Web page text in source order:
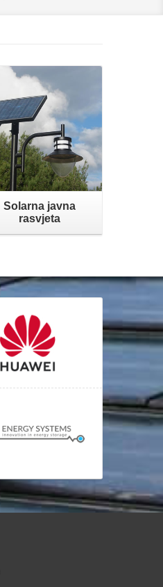
Opširnije
Solarna javna
rasvjeta